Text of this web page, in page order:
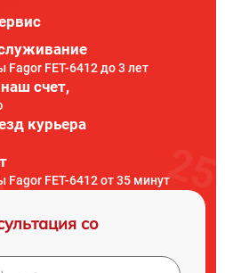
FET-6412 до 3 лет
счет,
курьера
FET-6412 от 35 минут
со